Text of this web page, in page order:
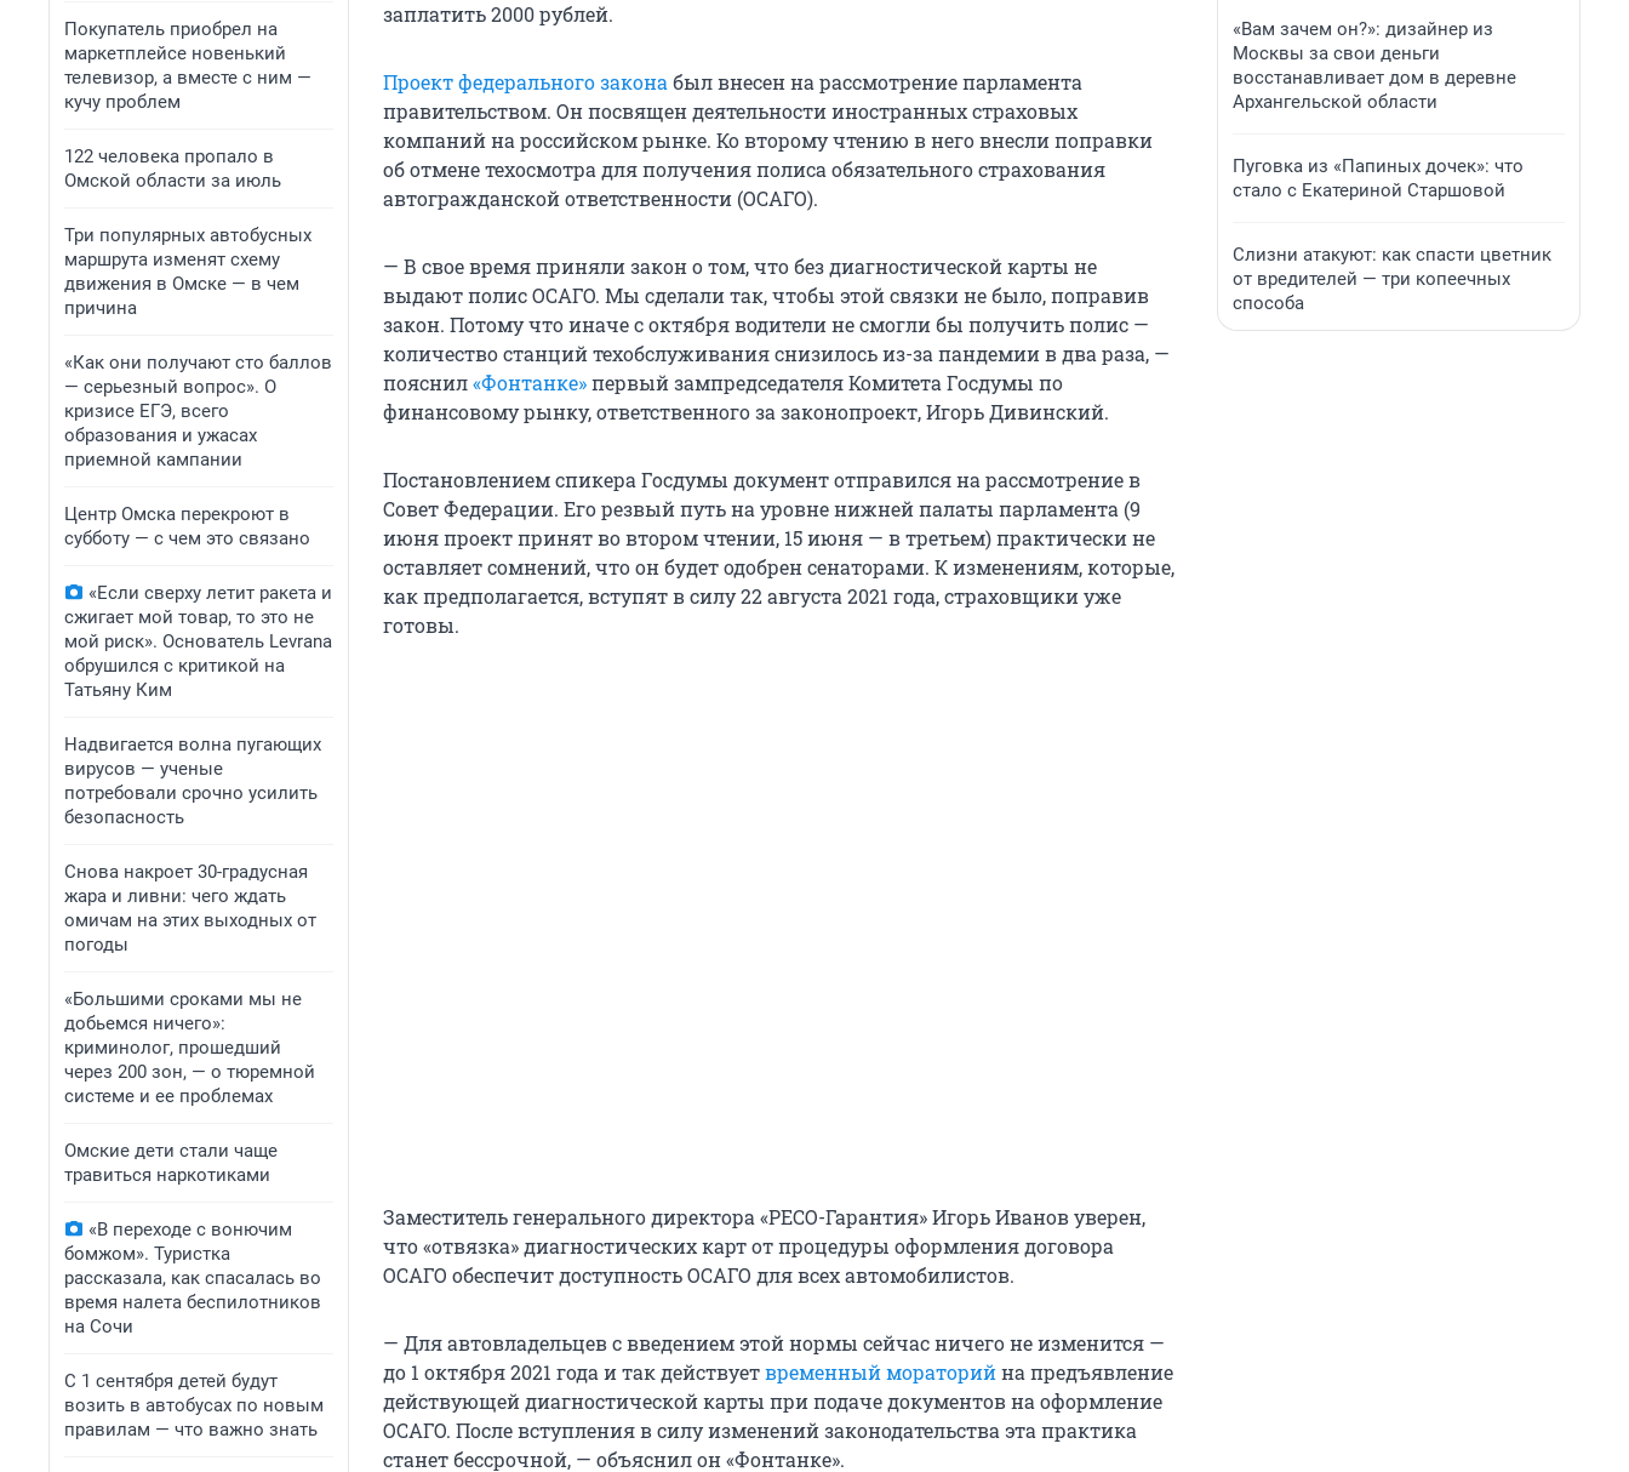
Покупатель приобрел на
маркетплейсе новенький
телевизор, а вместе с ним —
кучу проблем
122 человека пропало в
Омской области за июль
Три популярных автобусных
маршрута изменят схему
движения в Омске — в чем
причина
«Как они получают сто баллов
— серьезный вопрос». О
кризисе ЕГЭ, всего
образования и ужасах
приемной кампании
Центр Омска перекроют в
субботу — с чем это связано
«Если сверху летит ракета и
сжигает мой товар, то это не
мой риск». Основатель Levrana
обрушился с критикой на
Татьяну Ким
Надвигается волна пугающих
вирусов — ученые
потребовали срочно усилить
безопасность
Снова накроет 30-градусная
жара и ливни: чего ждать
омичам на этих выходных от
погоды
«Большими сроками мы не
добьемся ничего»:
криминолог, прошедший
через 200 зон, — о тюремной
системе и ее проблемах
Омские дети стали чаще
травиться наркотиками
«В переходе с вонючим
бомжом». Туристка
рассказала, как спасалась во
время налета беспилотников
на Сочи
С 1 сентября детей будут
возить в автобусах по новым
правилам — что важно знать
заплатить 2000 рублей.
Проект федерального закона был внесен на рассмотрение парламента
правительством. Он посвящен деятельности иностранных страховых
компаний на российском рынке. Ко второму чтению в него внесли поправки
об отмене техосмотра для получения полиса обязательного страхования
автогражданской ответственности (ОСАГО).
— В свое время приняли закон о том, что без диагностической карты не
выдают полис ОСАГО. Мы сделали так, чтобы этой связки не было, поправив
закон. Потому что иначе с октября водители не смогли бы получить полис —
количество станций техобслуживания снизилось из-за пандемии в два раза, —
пояснил«Фонтанке»первый зампредседателя Комитета Госдумы по
финансовому рынку, ответственного за законопроект, Игорь Дивинский.
Постановлением спикера Госдумы документ отправился на рассмотрение в
Совет Федерации. Его резвый путь на уровне нижней палаты парламента (9
июня проект принят во втором чтении, 15 июня — в третьем) практически не
оставляет сомнений, что он будет одобрен сенаторами. К изменениям, которые,
как предполагается, вступят в силу 22 августа 2021 года, страховщики уже
готовы.
Заместитель генерального директора «РЕСО-Гарантия» Игорь Иванов уверен,
что «отвязка» диагностических карт от процедуры оформления договора
ОСАГО обеспечит доступность ОСАГО для всех автомобилистов.
— Для автовладельцев с введением этой нормы сейчас ничего не изменится —
до 1 октября 2021 года и так действуетвременный мораторийна предъявление
действующей диагностической карты при подаче документов на оформление
ОСАГО. После вступления в силу изменений законодательства эта практика
станет бессрочной, — объяснил он «Фонтанке».
«Вам зачем он?»: дизайнер из
Москвы за свои деньги
восстанавливает дом в деревне
Архангельской области
Пуговка из «Папиных дочек»: что
стало с Екатериной Старшовой
Слизни атакуют: как спасти цветник
от вредителей — три копеечных
способа